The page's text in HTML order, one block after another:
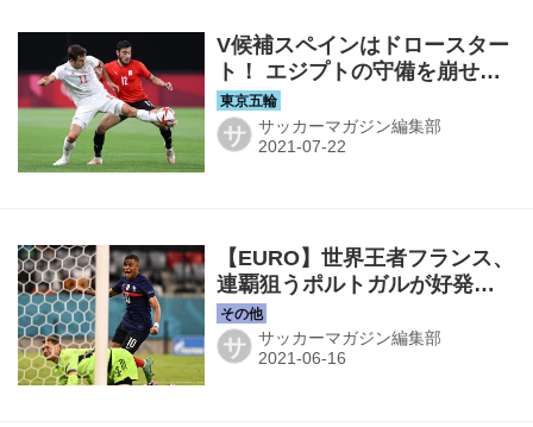
V候補スペインはドロースター
ト！ エジプトの守備を崩せず
に無得点のまま◎東京五輪・
男子
サ サッカーマガジン編集部
【EURO】世界王者フランス、
連覇狙うポルトガルが好発
進！ グループステージ第1節
を一気見（D組、E組、F組
編）
サ サッカーマガジン編集部